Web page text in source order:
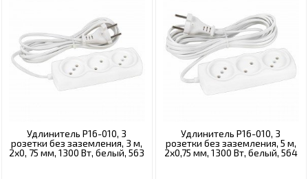
Удлинитель Р16-010, 3
розетки без заземления, 3 м,
2х0, 75 мм, 1300 Вт, белый, 563
Удлинитель Р16-010, 3
розетки без заземления, 5 м,
2х0,75 мм, 1300 Вт, белый, 564